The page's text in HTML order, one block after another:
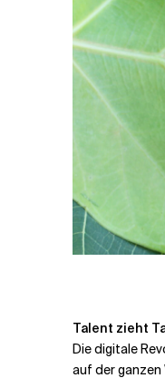
Talent zieht
Die digitale
auf der